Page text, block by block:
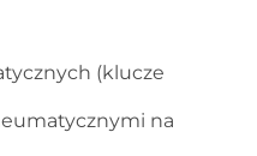
(klucze
na